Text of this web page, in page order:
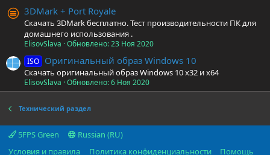
3DMark + Port Royale
Скачать 3DMark бесплатно. Тест производительности ПК для
домашнего использования .
ElisovSlava Обновлено:23 Ноя 2020
ISO Оригинальный образ Windows 10
Скачать оригинальный образ Windows 10 x32 и x64
ElisovSlava Обновлено:6 Ноя 2020
Технический раздел
5FPS Green
Russian (RU)
Условия и правила
Политика конфиденциальности Помощь